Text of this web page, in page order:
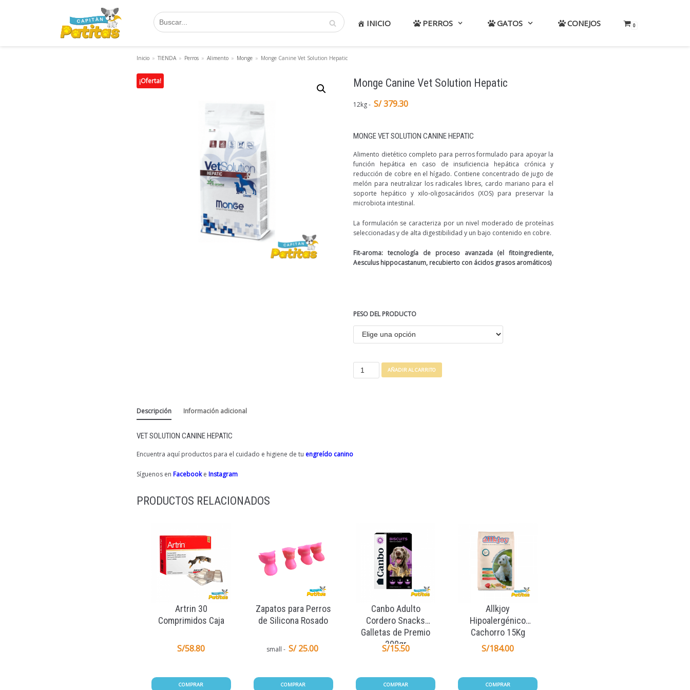
INICIO PERROS GATOS CONEJOS 0
Inicio » TIENDA » Perros » Alimento » Monge » Monge Canine Vet Solution Hepatic
¡Oferta! Monge Canine Vet Solution Hepatic
12kg S/ 379.30
MONGE VET SOLUTION CANINE HEPATIC
Alimento dietético completo para perros formulado para apoyar la
función hepática en caso de insuficiencia hepática crónica y
reducción de cobre en el hígado. Contiene concentrado de jugo de
melón para neutralizar los radicales libres, cardo mariano para el
soporte hepático y xilo-oligosacáridos (XOS) para preservar la
microbiota intestinal.
La formulación se caracteriza por un nivel moderado de proteínas
seleccionadas y de alta digestibilidad y un bajo contenido en cobre.
Fit-aroma: tecnología de proceso avanzada (el fitoingrediente,
Aesculus hippocastanum, recubierto con ácidos grasos aromáticos)
PESO DEL PRODUCTO
AÑADIR AL CARRITO
Descripción Información adicional
VET SOLUTION CANINE HEPATIC
Encuentra aquí productos para el cuidado e higiene de tu engreído canino
Síguenos en Facebooke Instagram
PRODUCTOS RELACIONADOS
Artrin 30
Comprimidos Caja
S/58.80
COMPRAR
Zapatos para Perros
de Silicona Rosado
small S/ 25.00
COMPRAR
Canbo Adulto
Cordero Snacks
Galletas de Premio
200gr
S/15.50
COMPRAR
Allkjoy
Hipoalergénico
Cachorro 15Kg
S/184.00
COMPRAR